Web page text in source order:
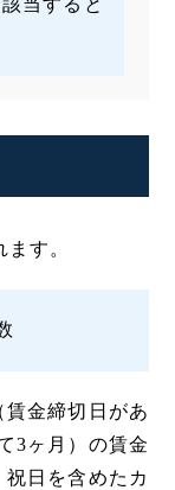
す。
金締切日があ
3ヶ月）の賃金
日を含めたカ